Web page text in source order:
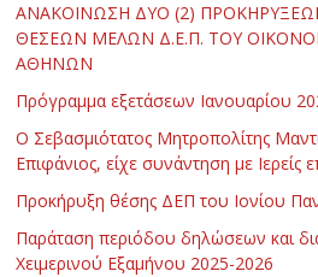
ΑΝΑΚΟΙΝΩΣΗ ΔΥΟ (2)
ΘΕΣΕΩΝ ΜΕΛΩΝ Δ.Ε.Π. ΤΟΥ
ΑΘΗΝΩΝ
Πρόγραμμα εξετάσεων Ιανουαρίου
Ο Σεβασμιότατος Μητροπολίτης
Επιφάνιος, είχε συνάντηση με Ιερείς
Προκήρυξη θέσης ΔΕΠ του Ιονίου
Παράταση περιόδου δηλώσεων και
Χειμερινού Εξαμήνου 2025-2026